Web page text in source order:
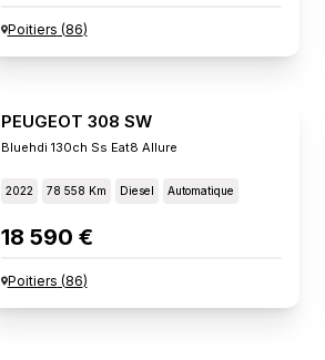
Poitiers (86)
PEUGEOT 308 SW
Bluehdi 130ch Ss Eat8 Allure
2022 78 558 Km Diesel Automatique
18 590 €
Poitiers (86)